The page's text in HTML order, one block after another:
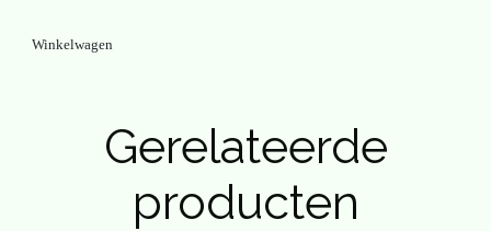
Winkelwagen
Gerelateerde
producten